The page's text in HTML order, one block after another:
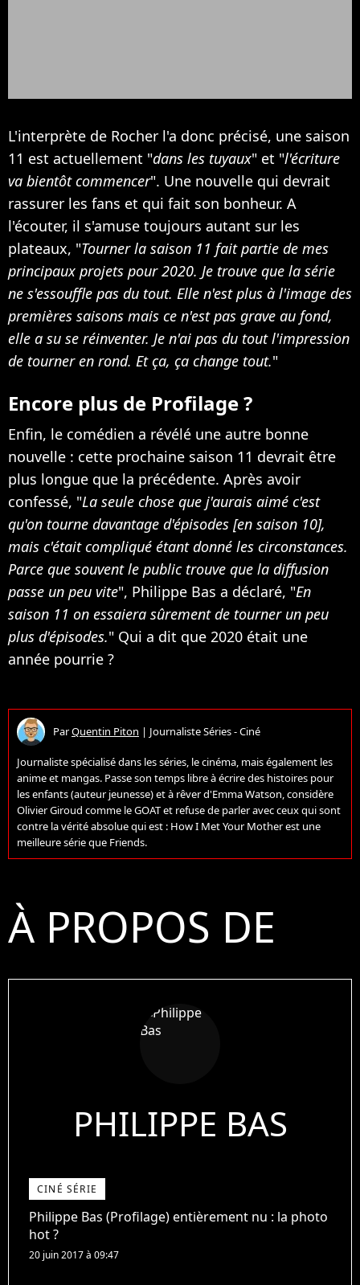
L'interprète de Rocher l'a donc précisé, une saison
11 est actuellement "dans les tuyaux" et "l'écriture
va bientôt commencer". Une nouvelle qui devrait
rassurer les fans et qui fait son bonheur. A
l'écouter, il s'amuse toujours autant sur les
plateaux, "Tourner la saison 11 fait partie de mes
principaux projets pour 2020. Je trouve que la série
ne s'essouffle pas du tout. Elle n'est plus à l'image des
premières saisons mais ce n'est pas grave au fond,
elle a su se réinventer. Je n'ai pas du tout l'impression
de tourner en rond. Et ça, ça change tout."
Encore plus de Profilage ?
Enfin, le comédien a révélé une autre bonne
nouvelle : cette prochaine saison 11 devrait être
plus longue que la précédente. Après avoir
confessé, "La seule chose que j'aurais aimé c'est
qu'on tourne davantage d'épisodes [en saison 10],
mais c'était compliqué étant donné les circonstances.
Parce que souvent le public trouve que la diffusion
passe un peu vite", Philippe Bas a déclaré, "En
saison 11 on essaiera sûrement de tourner un peu
plus d'épisodes." Qui a dit que 2020 était une
année pourrie ?
ParQuentin Piton | Journaliste Séries - Ciné
Journaliste spécialisé dans les séries, le cinéma, mais également les
anime et mangas. Passe son temps libre à écrire des histoires pour
les enfants (auteur jeunesse) et à rêver d'Emma Watson, considère
Olivier Giroud comme le GOAT et refuse de parler avec ceux qui sont
contre la vérité absolue qui est : How I Met Your Mother est une
meilleure série que Friends.
À PROPOS DE
PHILIPPE BAS
CINÉ SÉRIE
Philippe Bas (Profilage) entièrement nu : la photo
hot ?
20 juin 2017 à 09:47